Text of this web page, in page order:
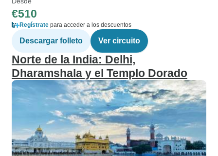
€510
Regístrate para acceder a los descuentos
Descargar folleto Ver circuito
Norte de la India: Delhi,
Dharamshala y el Templo Dorado